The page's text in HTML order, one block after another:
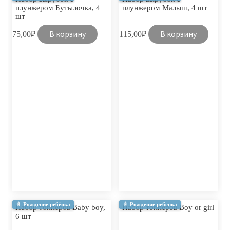
плунжером Бутылочка, 4
шт
75,00₽ В корзину
плунжером Малыш, 4 шт
115,00₽ В корзину
🍼 Рождение ребёнка
Набор топперов Baby boy,
6 шт
🍼 Рождение ребёнка
Набор топперов Boy or girl